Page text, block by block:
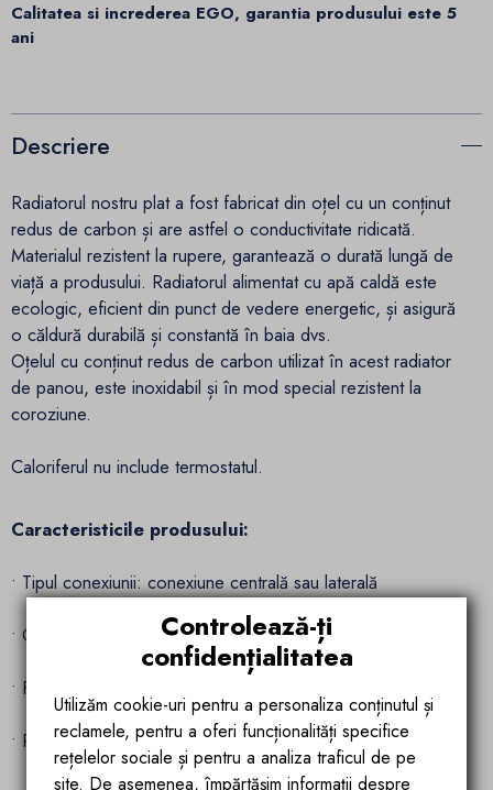
Calitatea si increderea EGO, garantia produsului este 5
ani
Descriere
Radiatorul nostru plat a fost fabricat din oțel cu un conținut
redus de carbon și are astfel o conductivitate ridicată.
Materialul rezistent la rupere, garantează o durată lungă de
viață a produsului. Radiatorul alimentat cu apă caldă este
ecologic, eficient din punct de vedere energetic, și asigură
o căldură durabilă și constantă în baia dvs.
Oțelul cu conținut redus de carbon utilizat în acest radiator
de panou, este inoxidabil și în mod special rezistent la
coroziune.
Caloriferul nu include termostatul.
Caracteristicile produsului:
• Tipul conexiunii: conexiune centrală sau laterală
• Culoare: crom
• Filet de conectare: G 1/2 "
• Presiune maximă de lucru: 3 bari
Controlează-ți
confidențialitatea
Utilizăm cookie-uri pentru a personaliza conținutul și
reclamele, pentru a oferi funcționalități specifice
rețelelor sociale și pentru a analiza traficul de pe
site. De asemenea, împărtășim informații despre